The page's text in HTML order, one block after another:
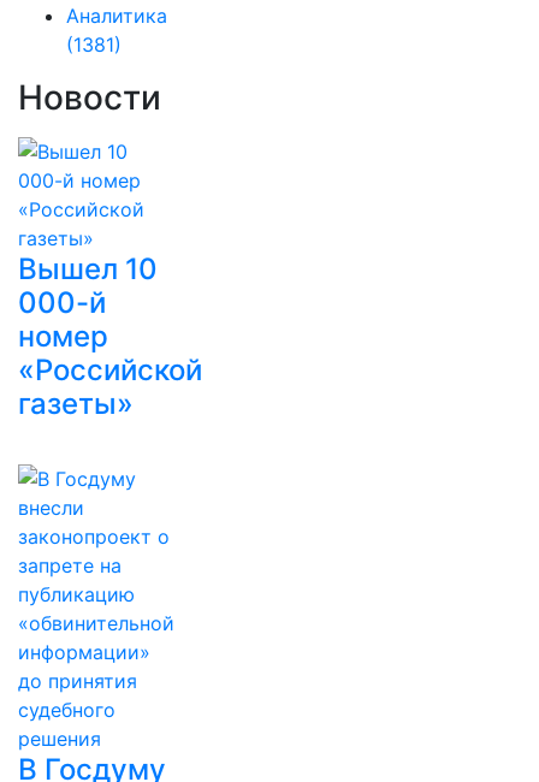
Аналитика
(1381)
Новости
Вышел 10
000-й
номер
«Российской
газеты»
В Госдуму